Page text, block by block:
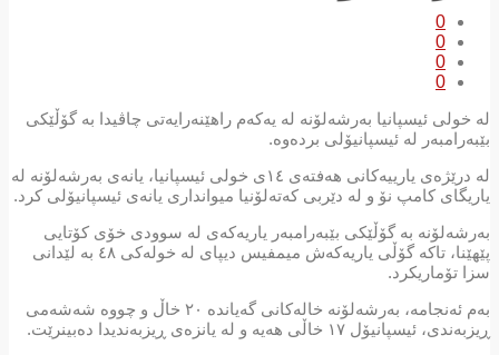
0
0
0
0
لە خولی ئیسپانیا بەرشەلۆنە لە یەکەم راهێنەرایەتی چاڤیدا بە گۆڵێکی
بێبەرامبەر لە ئیسپانیۆلی بردەوە.
لە درێژەی یارییەکانی هەفتەی ١٤ی خولی ئیسپانیا، یانەی بەرشەلۆنە لە
یاریگای کامپ نۆ و لە دێربی کەتەلۆنیا میوانداری یانەی ئیسپانیۆلی کرد.
بەرشەلۆنە بە گۆڵێکی بێبەرامبەر یاریەکەی لە سوودی خۆی کۆتایی
پێهێنا، تاکە گۆڵی یاریەکەش میمفیس دیپای لە خولەکی ٤٨ بە لێدانی
سزا تۆماریکرد.
بەم ئەنجامە، بەرشەلۆنە خالەکانی گەیاندە ٢٠ خاڵ و چووە شەشەمی
ڕیزبەندی، ئیسپانیۆل ١٧ خاڵی هەیە و لە یانزەی ڕیزبەندیدا دەبینرێت.